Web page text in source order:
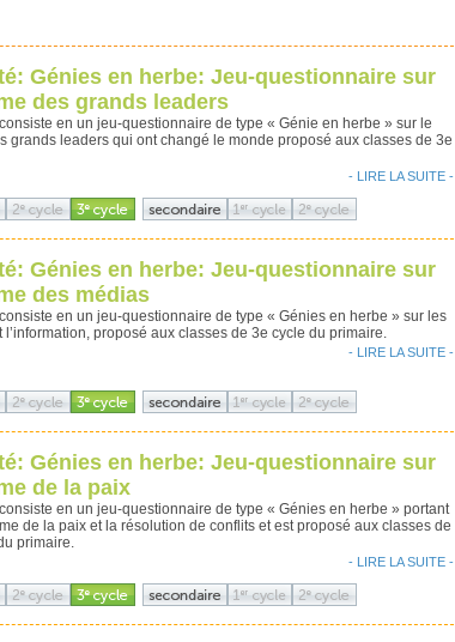
Génies en herbe: Jeu-questionnaire sur
des grands leaders
en un jeu-questionnaire de type « Génie en herbe » sur le
grands leaders qui ont changé le monde proposé aux classes de 3e
- LIRE LA SUITE -
Génies en herbe: Jeu-questionnaire sur
des médias
en un jeu-questionnaire de type « Génies en herbe » sur les
l’information, proposé aux classes de 3e cycle du primaire.
- LIRE LA SUITE -
Génies en herbe: Jeu-questionnaire sur
de la paix
en un jeu-questionnaire de type « Génies en herbe » portant
de la paix et la résolution de conflits et est proposé aux classes de
primaire.
- LIRE LA SUITE -